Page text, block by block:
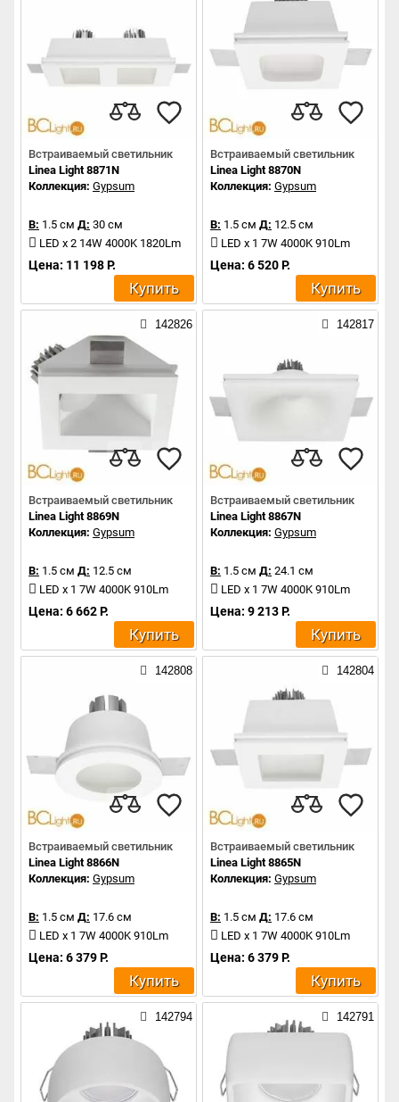
Встраиваемый светильник
Linea Light 8871N
Коллекция: Gypsum
В: 1.5 см Д: 30 см
LED x 2 14W 4000K 1820Lm
Цена: 11 198 Р.
Купить
Встраиваемый светильник
Linea Light 8870N
Коллекция: Gypsum
В: 1.5 см Д: 12.5 см
LED x 1 7W 4000K 910Lm
Цена: 6 520 Р.
Купить
142826
Встраиваемый светильник
Linea Light 8869N
Коллекция: Gypsum
В: 1.5 см Д: 12.5 см
LED x 1 7W 4000K 910Lm
Цена: 6 662 Р.
Купить
142817
Встраиваемый светильник
Linea Light 8867N
Коллекция: Gypsum
В: 1.5 см Д: 24.1 см
LED x 1 7W 4000K 910Lm
Цена: 9 213 Р.
Купить
142808
Встраиваемый светильник
Linea Light 8866N
Коллекция: Gypsum
В: 1.5 см Д: 17.6 см
LED x 1 7W 4000K 910Lm
Цена: 6 379 Р.
Купить
142804
Встраиваемый светильник
Linea Light 8865N
Коллекция: Gypsum
В: 1.5 см Д: 17.6 см
LED x 1 7W 4000K 910Lm
Цена: 6 379 Р.
Купить
142794 142791